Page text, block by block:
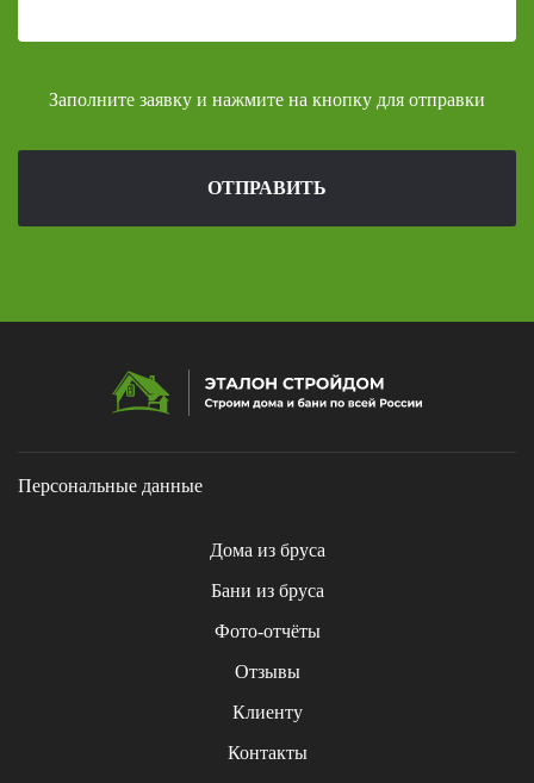
Заполните заявку и нажмите на кнопку для отправки
ОТПРАВИТЬ
Персональные данные
Дома из бруса
Бани из бруса
Фото-отчёты
Отзывы
Клиенту
Контакты